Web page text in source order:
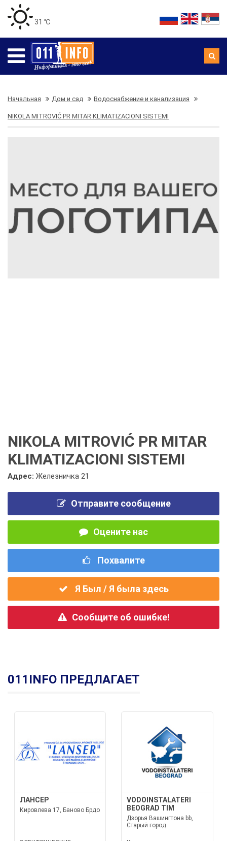
31 ℃
Начальная Дом и сад Водоснабжение и канализация
NIKOLA MITROVIĆ PR MITAR KLIMATIZACIONI SISTEMI
NIKOLA MITROVIĆ PR MITAR
KLIMATIZACIONI SISTEMI
Адрес: Железничка 21
Отправите сообщение
Оцените нас
Похвалите
Я Был / Я была здесь
Сообщите об ошибке!
011INFO ПРЕДЛАГАЕТ
ЛАНСЕР
Кировлева 17, Баново Брдо
VODOINSTALATERI
BEOGRAD TIM
Дзорья Вашингтона bb,
Старый город